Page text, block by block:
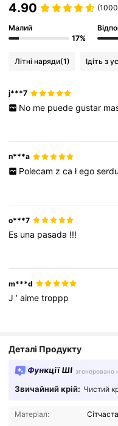
4.90
Малий
17%
Літні наряди(1) Ідіть з
j***7
No me puede gustar
n***a
Polecam z ca łego
o***7
Es una pasada !!!
m***d
J’aimetroppp
Деталі Продукту
Функції ШІ згенеровано
Звичайний крій: Чистий
Матеріал: